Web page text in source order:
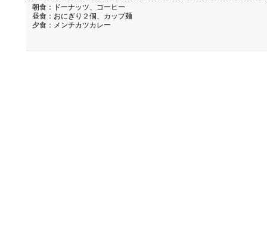
朝食：ドーナッツ、コーヒー
昼食：おにぎり２個、カップ麺
夕食：メンチカツカレー